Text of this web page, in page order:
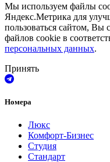
Мы используем файлы
Яндекс.Метрика для
пользоваться сайтом, Вы
файлов cookie в
персональных данных.
Принять
Номера
Люкс
Комфорт-Бизнес
Студия
Стандарт